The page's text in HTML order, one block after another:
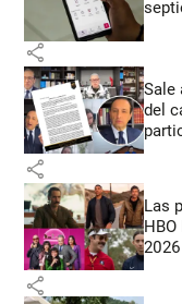
share
Sale
del
share
Las
2026
share